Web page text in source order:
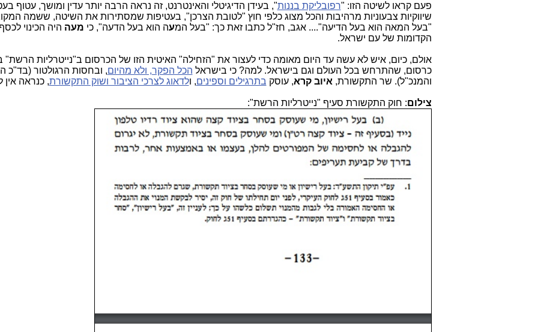
פעם קראו לשיטה הזו: "רפובליקת בננות", בעידן הדיגיטלי והאינטרנט, זה נראה הרבה יותר עדין ומושך, עטוף
שיווקיות צבעוניות מרהיבות והכל מצוג כלפי חוץ "לטובת הצרכן", בעטיפות שמסתירות את השיטה, ששמה
"בעל המאה הוא בעל הדיעה".... אגב, חז"ל כתבו זאת כך: "בעל המעה הוא בעל הדעה", כי מעה היה הכינוי
הקדומות של עם ישראל.
אולם, כיום, איש לא עשה עד היום מאומה כדי לעצור את "הזחילה" האיטית הזו של הכרסום ב"נייטרליות הרשת"
כרסום, שהתרחש בכל העולם וגם בישראל. למה? כי בישראל הכל הפקר, ולא מהיום, ובחסות הרגולטור (בד"כ
והמנכ"ל). שר התקשורת, איוב קרא, עוסק בתרגילים וספינים, ולדאוג לצרכי הציבור ושוק התקשורת, כנראה אין
צילום: חוק התקשורת סעיף "נייטרליות הרשת":